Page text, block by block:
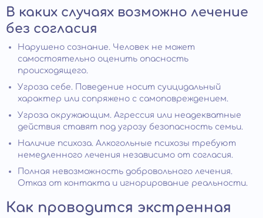
В каких случаях возможно лечение
без согласия
Нарушено сознание. Человек не может
самостоятельно оценить опасность
происходящего.
Угроза себе. Поведение носит суицидальный
характер или сопряжено с самоповреждением.
Угроза окружающим. Агрессия или неадекватные
действия ставят под угрозу безопасность семьи.
Наличие психоза. Алкогольные психозы требуют
немедленного лечения независимо от согласия.
Полная невозможность добровольного лечения.
Отказ от контакта и игнорирование реальности.
Как проводится экстренная